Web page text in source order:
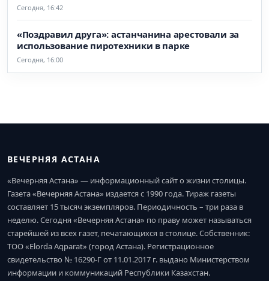
Сегодня, 16:42
«Поздравил друга»: астанчанина арестовали за
использование пиротехники в парке
Сегодня, 16:00
ВЕЧЕРНЯЯ АСТАНА
«Вечерняя Астана» — информационный сайт о жизни столицы.
Газета «Вечерняя Астана» издается с 1990 года. Тираж газеты
составляет 15 тысяч экземпляров. Периодичность – три раза в
неделю. Сегодня «Вечерняя Астана» по праву может называться
старейшей из всех газет, печатающихся в столице. Собственник:
ТОО «Elorda Aqparat» (город Астана). Регистрационное
свидетельство № 16290-Г от 11.01.2017 г. выдано Министерством
информации и коммуникаций Республики Казахстан.